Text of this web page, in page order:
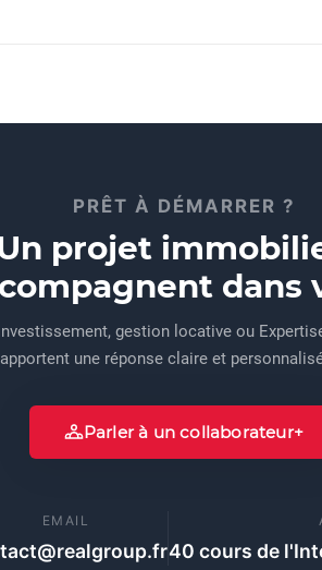
PRÊT À DÉMARRER ?
projet
gestion locative ou
une réponse claire et
Parler à un collaborateur
EMAIL
40 cours de